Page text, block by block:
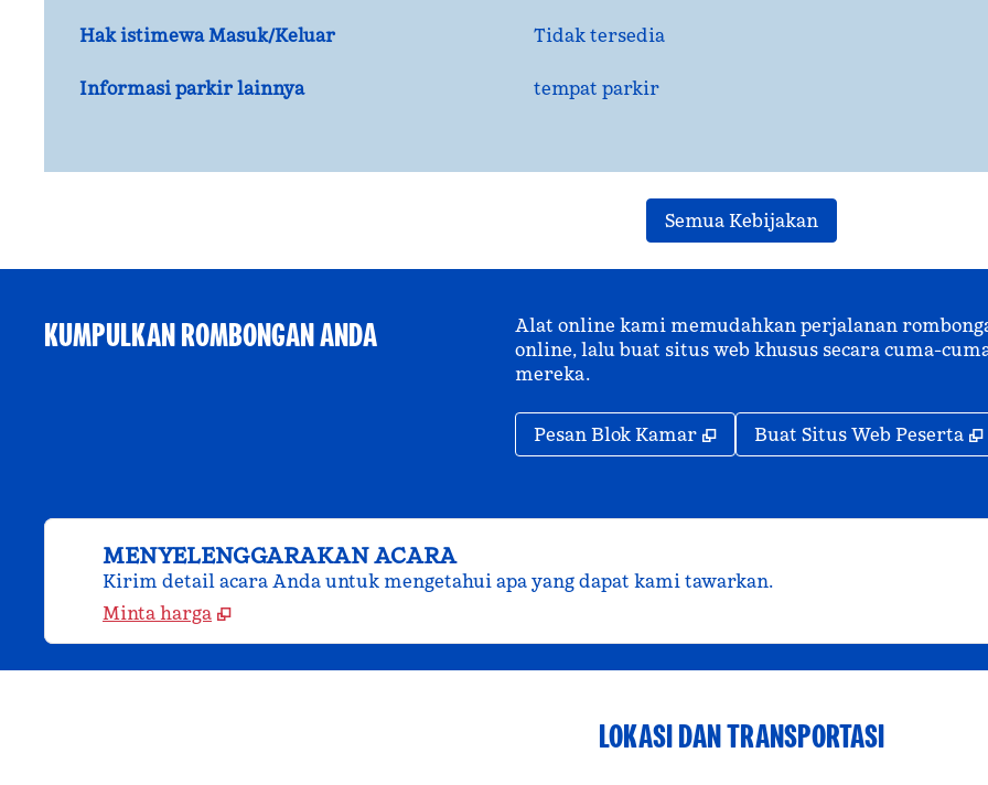
Hak istimewa Masuk/Keluar Tidak tersedia
Informasi parkir lainnya tempat parkir
Semua Kebijakan
KUMPULKAN ROMBONGAN ANDA
Alat online kami memudahkan perjalanan
online, lalu buat situs web khusus secara cuma-
mereka.
Pesan Blok Kamar , Buka tab baru
Buat Situs Web Peserta
MENYELENGGARAKAN ACARA
Kirim detail acara Anda untuk mengetahui apa yang dapat kami tawarkan.
Minta harga
LOKASI DAN TRANSPORTASI